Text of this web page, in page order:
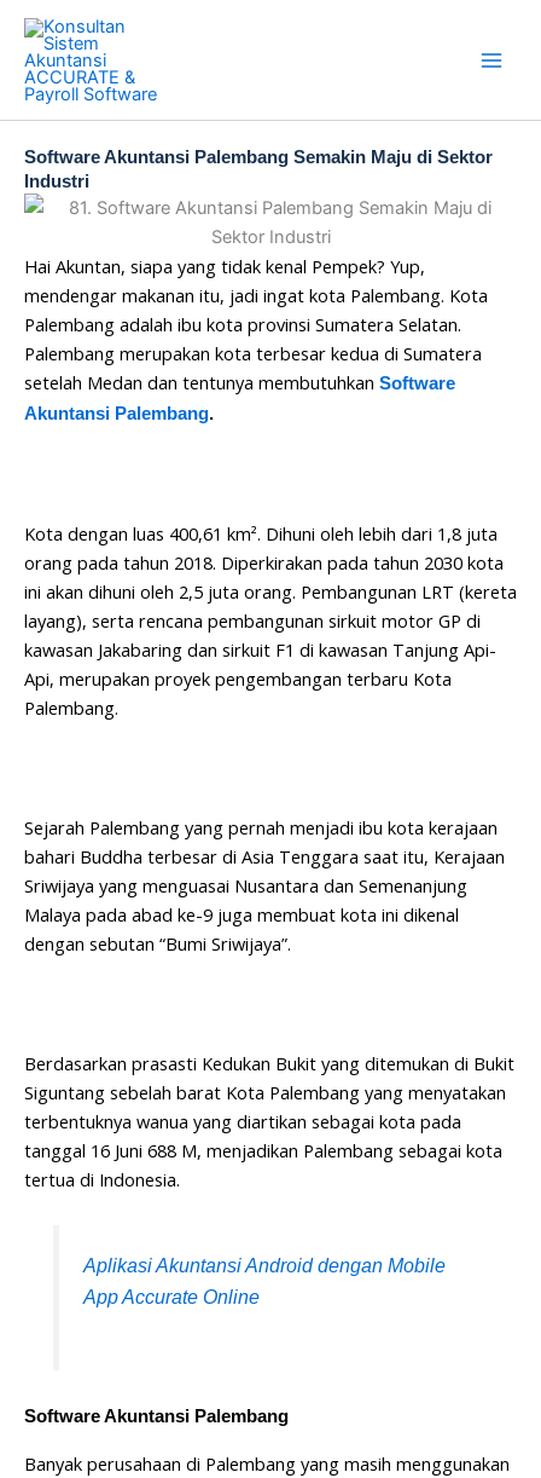
Skip
content
Software Akuntansi Palembang Semakin Maju di Sektor
Industri
Hai Akuntan, siapa yang tidak kenal Pempek? Yup,
mendengar makanan itu, jadi ingat kota Palembang. Kota
Palembang adalah ibu kota provinsi Sumatera Selatan.
Palembang merupakan kota terbesar kedua di Sumatera
setelah Medan dan tentunya membutuhkan Software
Akuntansi Palembang.
Kota dengan luas 400,61 km². Dihuni oleh lebih dari 1,8 juta
orang pada tahun 2018. Diperkirakan pada tahun 2030 kota
ini akan dihuni oleh 2,5 juta orang. Pembangunan LRT (kereta
layang), serta rencana pembangunan sirkuit motor GP di
kawasan Jakabaring dan sirkuit F1 di kawasan Tanjung Api-
Api, merupakan proyek pengembangan terbaru Kota
Palembang.
Sejarah Palembang yang pernah menjadi ibu kota kerajaan
bahari Buddha terbesar di Asia Tenggara saat itu, Kerajaan
Sriwijaya yang menguasai Nusantara dan Semenanjung
Malaya pada abad ke-9 juga membuat kota ini dikenal
dengan sebutan “Bumi Sriwijaya”.
Berdasarkan prasasti Kedukan Bukit yang ditemukan di Bukit
Siguntang sebelah barat Kota Palembang yang menyatakan
terbentuknya wanua yang diartikan sebagai kota pada
tanggal 16 Juni 688 M, menjadikan Palembang sebagai kota
tertua di Indonesia.
Aplikasi Akuntansi Android dengan Mobile
App Accurate Online
Software Akuntansi Palembang
Banyak perusahaan di Palembang yang masih menggunakan